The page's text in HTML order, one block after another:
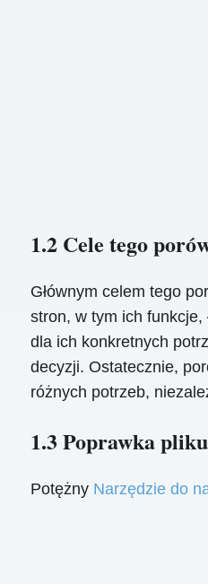
1.2 Cele tego
Głównym celem tego
stron, w tym ich funkcje,
dla ich konkretnych
decyzji. Ostatecznie,
różnych potrzeb,
1.3 Poprawka
Potężny Narzędzie do